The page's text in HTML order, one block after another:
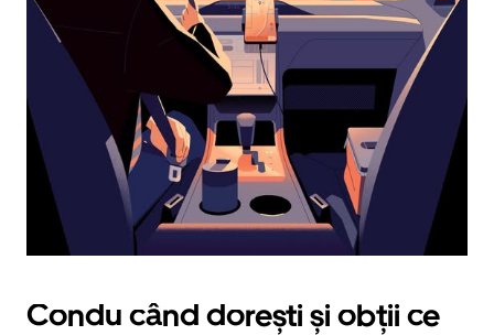
în
jos.
Închide
calendarul
apăsând
pe
butonul
Escape.
Condu când dorești și obții ce